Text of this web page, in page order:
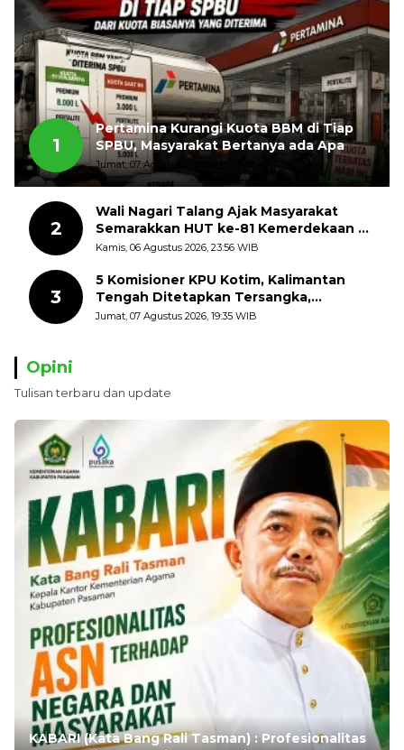
1
Pertamina Kurangi Kuota BBM di Tiap
SPBU, Masyarakat Bertanya ada Apa
Jumat, 07 Agustus 2026, 11:03 WIB
2
Wali Nagari Talang Ajak Masyarakat
Semarakkan HUT ke-81 Kemerdekaan RI
dengan Mengibarkan Bendera Merah
Kamis, 06 Agustus 2026, 23:56 WIB
3
5 Komisioner KPU Kotim, Kalimantan
Tengah Ditetapkan Tersangka,
Kerugian Negara ditaksir 10 Milyard
Jumat, 07 Agustus 2026, 19:35 WIB
Opini
Tulisan terbaru dan update
KABARI (Kata Bang Rali Tasman) : Profesionalitas